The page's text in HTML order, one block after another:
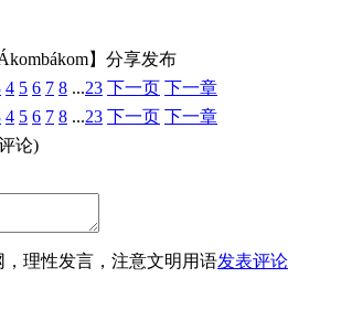
】分享发布
4 5 6 7 8 ...23 下一页 下一章
4 5 6 7 8 ...23 下一页 下一章
论)
，理性发言，注意文明用语发表评论